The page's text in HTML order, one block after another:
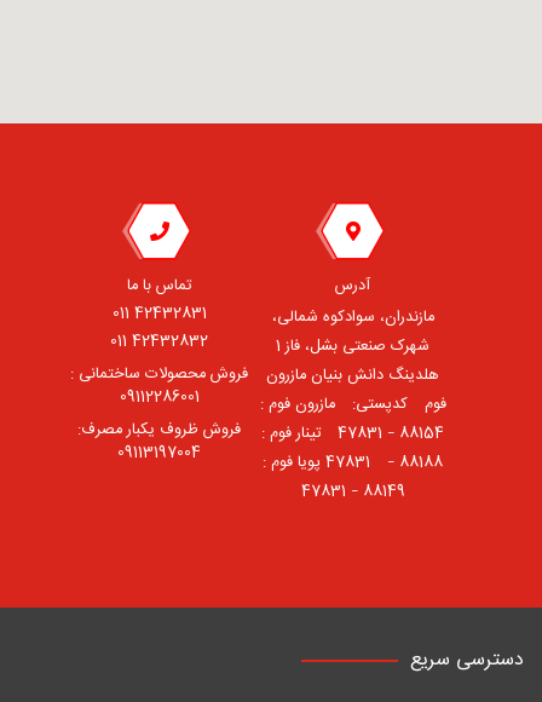
آدرس
مازندران، سوادکوه شمالی،
شهرک صنعتی بشل، فاز 1
هلدینگ دانش بنیان مازرون
فوم ⠀کدپستی: ⠀مازرون فوم :
88154 – 47831 ⠀تینار فوم :
88188 – 47831⠀ پویا فوم :
88149 – 47831
تماس با ما
42432831 011
42432832 011
فروش محصولات ساختمانی :
09112286001
فروش ظروف یکبار مصرف:
09113197004
دسترسی سریع